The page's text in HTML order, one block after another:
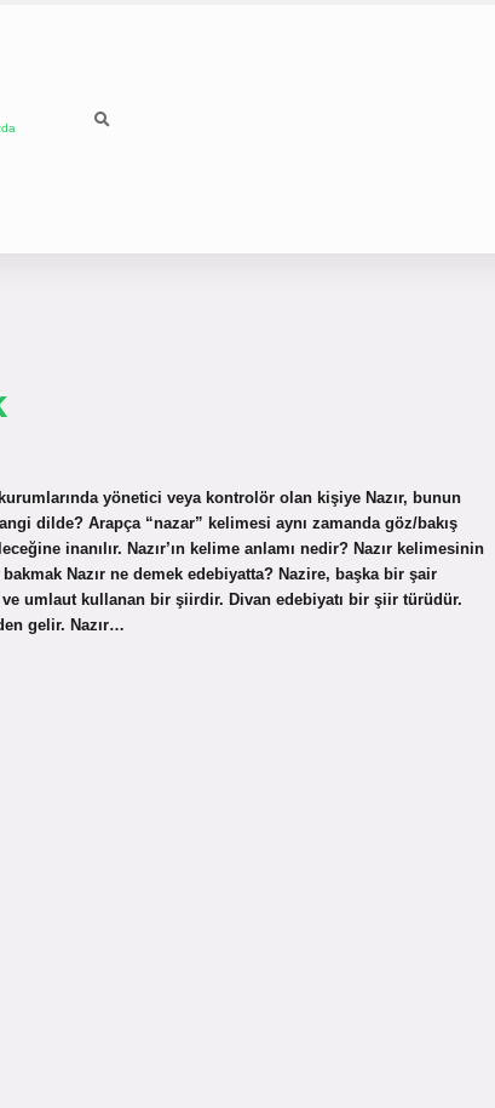
yönetici veya kontrolör olan kişiye Nazır, bunun
dilde? Arapça “nazar” kelimesi aynı zamanda göz/bakış
inanılır. Nazır’ın kelime anlamı nedir? Nazır kelimesinin
Nazır ne demek edebiyatta? Nazire, başka bir şair
umlaut kullanan bir şiirdir. Divan edebiyatı bir şiir türüdür.
gelir. Nazır…